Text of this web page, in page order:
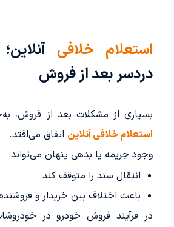
استعلام خلافی
دردسر بعد از فروش
بسیاری از مشکلات بعد از فروش،
استعلام خلافی آنلاین اتفاق می‌افتد.
وجود جریمه یا بدهی پنهان می‌تواند:
انتقال سند را متوقف کند
باعث اختلاف بین خریدار و
در فرآیند فروش خودرو در